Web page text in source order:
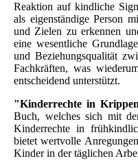
Reaktion auf kindliche
als eigenständige Person
und Zielen zu erkennen
eine wesentliche
und Beziehungsqualität
Fachkräften, was
entscheidend unterstützt.
"Kinderrechte in
Buch, welches sich mit
Kinderrechte in
bietet wertvolle
Kinder in der täglichen